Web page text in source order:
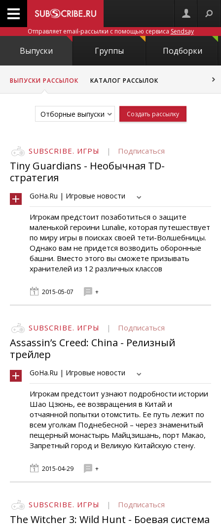
Отправляет email-рассылки с помощью сервиса Sendsay
Выпуски Группы Подборки
ВЫПУСКИ РАССЫЛОК КАТАЛОГ РАССЫЛОК
Отборные выпуски Создать рассылку
SUBSCRIBE. ИГРЫ | Подписаться
Tiny Guardians - Необычная TD-
стратегия
GoHa.Ru | Игровые новости
Игрокам предстоит позаботиться о защите
маленькой героини Lunalie, которая путешествует
по миру игры в поисках своей тети-Волшебницы.
Однако вам не придется возводить оборонные
башни. Вместо этого вы сможете призывать
хранителей из 12 различных классов
2015-05-07 +
SUBSCRIBE. ИГРЫ | Подписаться
Assassin’s Creed: China - Релизный
трейлер
GoHa.Ru | Игровые новости
Игрокам предстоит узнают подробности истории
Шао Цзюнь, ее возвращения в Китай и
отчаянной попытки отомстить. Ее путь лежит по
всем уголкам Поднебесной – через знаменитый
пещерный монастырь Майцзишань, порт Макао,
Запретный город и Великую Китайскую стену.
2015-04-29 +
SUBSCRIBE. ИГРЫ | Подписаться
The Witcher 3: Wild Hunt - Боевая система